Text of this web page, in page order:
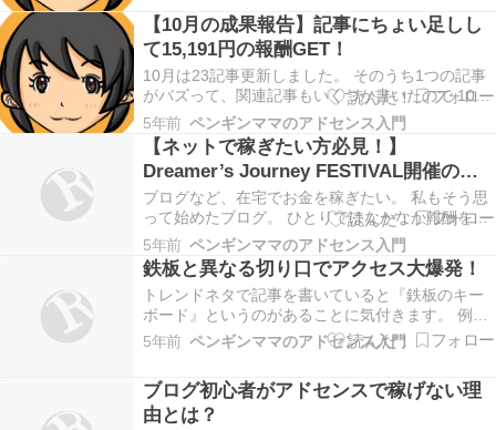
をします。 今回は、11月の成果報告をしたいと…
【10月の成果報告】記事にちょい足しし
て15,191円の報酬GET！
10月は23記事更新しました。 そのうち1つの記事
がバズって、関連記事もいくつか書いたので 10月
はトレンドブログの過去最高月収を記録しまし
た。 この記事では、11月の成果報告をします。 今
回は、10月の成果報告をしたいと思います。 10月
の成果報告 さて、11月が始まったばかり…
5年前 ペンギンママのアドセンス入門
【ネットで稼ぎたい方必見！】
Dreamer’s Journey FESTIVAL開催のお
知らせ♪
ブログなど、在宅でお金を稼ぎたい。 私もそう思
って始めたブログ。 ひとりではなかなか報酬を上
げるのが難しい。 モチベーションも続かない。 そ
んな方に朗報です！ 『Dreamer’s
Journey（DJ）』募集のためのお祭り『Dreamer's
Journey FESTIVAL』…
5年前 ペンギンママのアドセンス入門
鉄板と異なる切り口でアクセス大爆発！
トレンドネタで記事を書いていると『鉄板のキー
ボード』というのがあることに気付きます。 例え
ば、コンビニスイーツネタなら、 発売日はいつか
らいつまで カロリーは？ 食べ方は？ などです。
っていることが多いので、記事を書くタイミング
によっ…
5年前 ペンギンママのアドセンス入門
ブログ初心者がアドセンスで稼げない理
由とは？